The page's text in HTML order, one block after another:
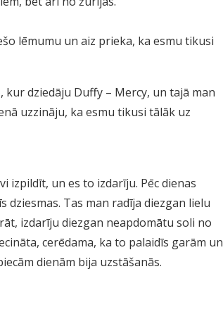
lēmumu un aiz prieka, ka esmu tikusi
dziedāju Duffy – Mercy, un tajā man
uzzināju, ka esmu tikusi tālāk uz
izpildīt, un es to izdarīju. Pēc dienas
Tas man radīja diezgan lielu
izdarīju diezgan neapdomātu soli no
cerēdama, ka to palaidīs garām un
dienām bija uzstāšanās.